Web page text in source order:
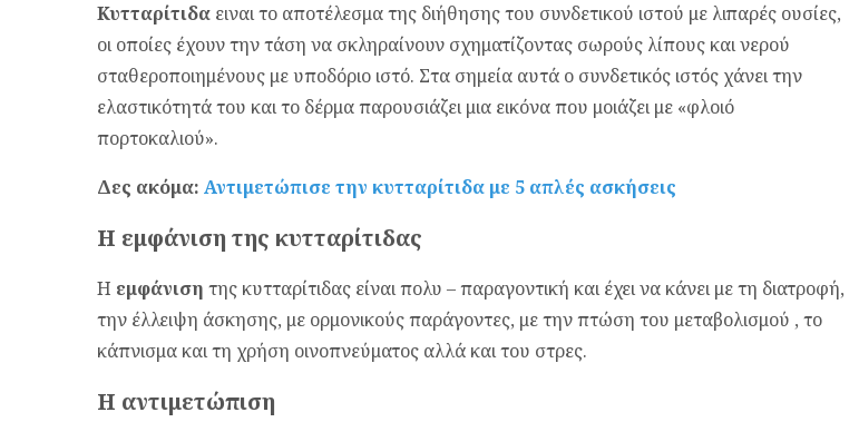
Κυτταρίτιδα ειναι το αποτέλεσμα της διήθησης του συνδετικού ιστού με λιπαρές ουσίες,
οι οποίες έχουν την τάση να σκληραίνουν σχηματίζοντας σωρούς λίπους και νερού
σταθεροποιημένους με υποδόριο ιστό. Στα σημεία αυτά ο συνδετικός ιστός χάνει την
ελαστικότητά του και το δέρμα παρουσιάζει μια εικόνα που μοιάζει με «φλοιό
πορτοκαλιού».
Δες ακόμα: Αντιμετώπισε την κυτταρίτιδα με 5 απλές ασκήσεις
Η εμφάνιση της κυτταρίτιδας
Η εμφάνιση της κυτταρίτιδας είναι πολυ – παραγοντική και έχει να κάνει με τη διατροφή,
την έλλειψη άσκησης, με ορμονικούς παράγοντες, με την πτώση του μεταβολισμού , το
κάπνισμα και τη χρήση οινοπνεύματος αλλά και του στρες.
Η αντιμετώπιση